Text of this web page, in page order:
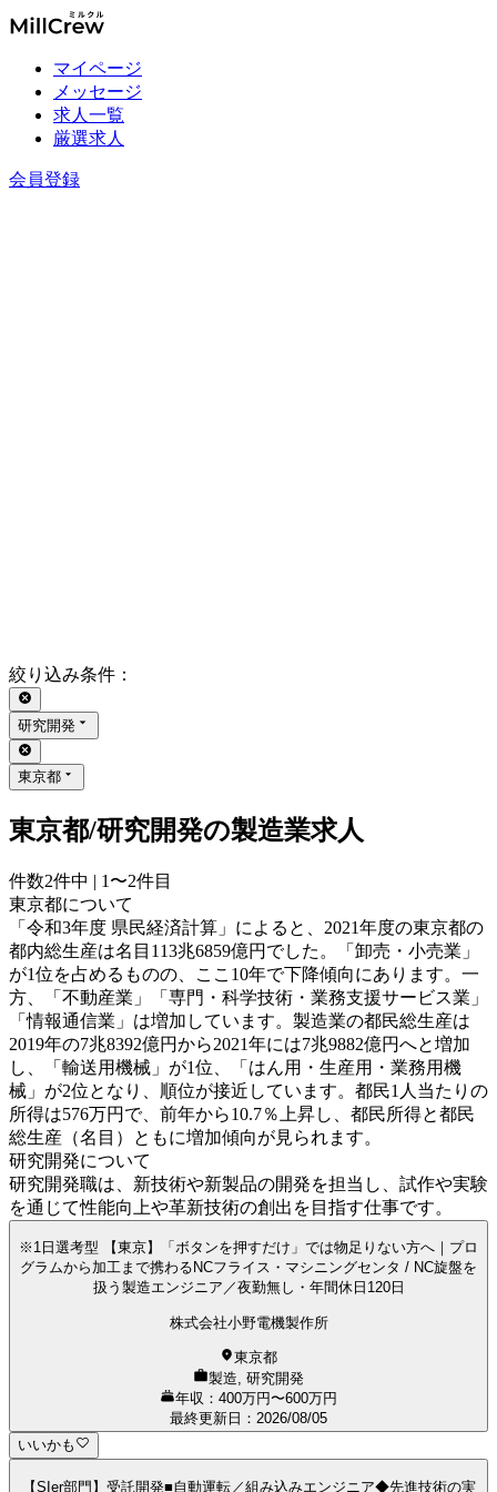
マイページ
メッセージ
求人一覧
厳選求人
会員登録
絞り込み条件 ：
研究開発
東京都
東京都/研究開発の製造業求人
件数2件中 | 1〜2件目
東京都について
「令和3年度 県民経済計算」によると、2021年度の東京都の
都内総生産は名目113兆6859億円でした。「卸売・小売業」
が1位を占めるものの、ここ10年で下降傾向にあります。一
方、「不動産業」「専門・科学技術・業務支援サービス業」
「情報通信業」は増加しています。製造業の都民総生産は
2019年の7兆8392億円から2021年には7兆9882億円へと増加
し、「輸送用機械」が1位、「はん用・生産用・業務用機
械」が2位となり、順位が接近しています。都民1人当たりの
所得は576万円で、前年から10.7％上昇し、都民所得と都民
総生産（名目）ともに増加傾向が見られます。
研究開発について
研究開発職は、新技術や新製品の開発を担当し、試作や実験
を通じて性能向上や革新技術の創出を目指す仕事です。
※1日選考型 【東京】「ボタンを押すだけ」では物足りない方へ｜プロ
グラムから加工まで携わるNCフライス・マシニングセンタ / NC旋盤を
扱う製造エンジニア／夜勤無し・年間休日120日
株式会社小野電機製作所
東京都
製造, 研究開発
年収：400万円〜600万円
最終更新日 ： 2026/08/05
いいかも
【SIer部門】受託開発■自動運転／組み込みエンジニア◆先進技術の実